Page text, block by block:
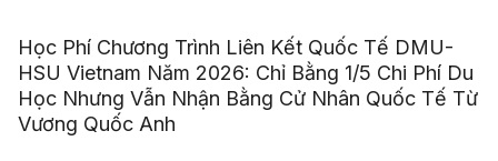
Học Phí Chương Trình Liên Kết Quốc Tế DMU-
HSU Vietnam Năm 2026: Chỉ Bằng 1/5 Chi Phí Du
Học Nhưng Vẫn Nhận Bằng Cử Nhân Quốc Tế Từ
Vương Quốc Anh